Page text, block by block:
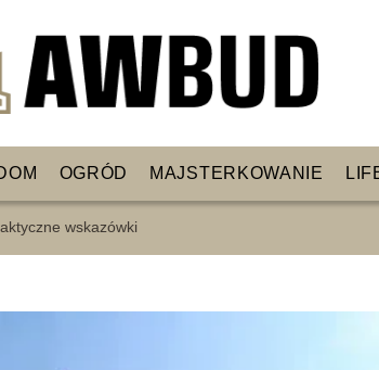
OGRÓD MAJSTERKOWANIE
wskazówki